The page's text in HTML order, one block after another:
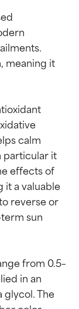
meaning it
calm
particular it
effects of
it a valuable
reverse or
sun
from 0.5–
in an
The